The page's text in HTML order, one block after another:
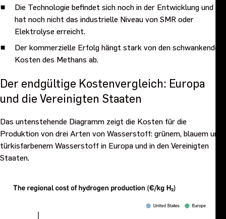
Die Technologie befindet sich noch in der Entwicklung und
hat noch nicht das industrielle Niveau von SMR oder
Elektrolyse erreicht.
Der kommerzielle Erfolg hängt stark von den schwankenden
Kosten des Methans ab.
Der endgültige Kostenvergleich: Europa
und die Vereinigten Staaten
Das untenstehende Diagramm zeigt die Kosten für die
Produktion von drei Arten von Wasserstoff: grünem, blauem und
türkisfarbenem Wasserstoff in Europa und in den Vereinigten
Staaten.